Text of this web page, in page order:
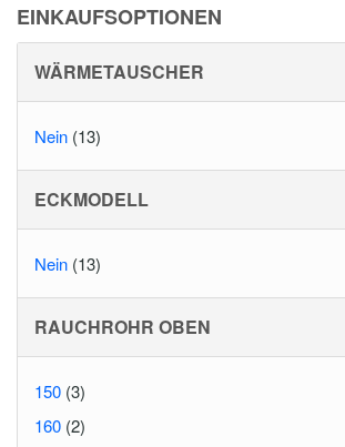
EINKAUFSOPTIONEN
WÄRMETAUSCHER
Nein (13)
ECKMODELL
Nein (13)
RAUCHROHR OBEN
150 (3)
160 (2)